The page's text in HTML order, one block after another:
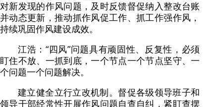
对新发现的作风问题，及时反馈督促纳入整改台账
并动态更新，推动抓作风促工作、抓工作强作风，
持续巩固作风建设成效。
江浩：“四风”问题具有顽固性、反复性，必须
盯住不放、一抓到底，一个节点一个节点坚守、一
个问题一个问题解决。
建立健全立行立改机制。督促各级领导班子和
领导干部经常性开展作风问题自查自纠，紧盯查摆